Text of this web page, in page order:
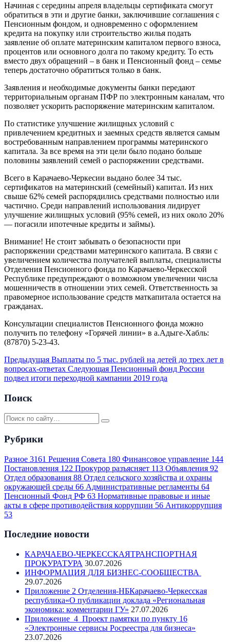
Начиная с середины апреля владельцы сертификата смогут
обратиться в эти и другие банки, заключившие соглашения с
Пенсионным фондом, и одновременно с оформлением
кредита на покупку или строительство жилья подать
заявление об оплате материнским капиталом первого взноса,
процентов или основного долга по такому кредиту. То есть
вместо двух обращений – в банк и Пенсионный фонд – семье
теперь достаточно обратиться только в банк.
Заявления и необходимые документы банки передают
территориальным органам ПФР по электронным каналам, что
позволяет ускорить распоряжение материнским капиталом.
По статистике улучшение жилищных условий с
привлечением кредитных и заемных средств является самым
востребованным направлением программы материнского
капитала. За все время на эти цели было подано больше
половины заявлений семей о распоряжении средствами.
Всего в Карачаево-Черкесии выдано более 34 тыс.
сертификатов на материнский (семейный) капитал. Из них
свыше 62% семей распорядились средствами полностью или
частично. Среди направлений использования лидирует
улучшение жилищных условий (95% семей, из них около 20%
— погасили ипотечные кредиты и займы).
Внимание! Не стоит забывать о безопасности при
распоряжении средствами материнского капитала. В связи с
увеличением количества получателей выплаты, специалисты
Отделения Пенсионного фонда по Карачаево-Черкесской
Республике предупреждают о возможном увеличении числа
мошенничеств в отношении этих семей. Ответственность за
правомерное использование средств маткапитала остается на
гражданах.
Консультации специалистов Пенсионного фонда можно
получить по телефону «Горячей линии» в а.Адыге-Хабль:
(87870) 5-23-43.
Предыдущая Выплаты по 5 тыс. рублей на детей до трех лет в
вопросах-ответах Следующая Пенсионный фонд России
подвел итоги переходной кампании 2019 года
Поиск
Рубрики
Разное 3161 Решения Совета 180 Финансовое управление 144
Постановления 122 Прокурор разъясняет 113 Объявления 92
Отдел образования 88 Отдел сельского хозяйства и охраны
окружающей среды 66 Административные регламенты 64
Пенсионный Фонд РФ 63 Нормативные правовые и иные
акты в сфере противодействия коррупции 56 Антикоррупция
53
Последние новости
КАРАЧАЕВО-ЧЕРКЕССКАЯТРАНСПОРТНАЯ
ПРОКУРАТУРА 30.07.2026
ИНФОРМАЦИЯ ДЛЯ БИЗНЕС-СООБЩЕСТВА
29.07.2026
Приложение 2 Отделения-НБКарачаево-Черкесская
республика«О публикации доклада «Региональная
экономика: комментарии ГУ» 27.07.2026
Приложение_4_Проект памятки по пункту 16
«Электронные сервисы Росреестра для бизнеса»
23.07.2026